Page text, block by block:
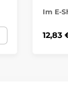
Im E-
12,83